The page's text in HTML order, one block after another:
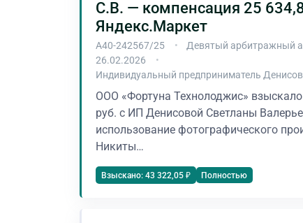
С.В. — компенсация 25
Яндекс.Маркет
А40-242567/25
Девятый арбитражный
26.02.2026
Индивидуальный предприниматель
ООО «Фортуна Технолоджис»
руб. с ИП Денисовой Светланы
использование фотографического
Никиты…
Взыскано: 43 322,05 ₽ Полностью